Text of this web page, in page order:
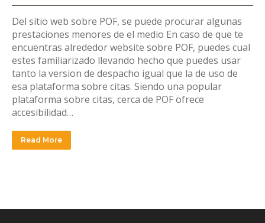
Del sitio web sobre POF, se puede procurar algunas
prestaciones menores de el medio En caso de que te
encuentras alrededor website sobre POF, puedes cual
estes familiarizado llevando hecho que puedes usar
tanto la version de despacho igual que la de uso de
esa plataforma sobre citas. Siendo una popular
plataforma sobre citas, cerca de POF ofrece
accesibilidad…
Read More